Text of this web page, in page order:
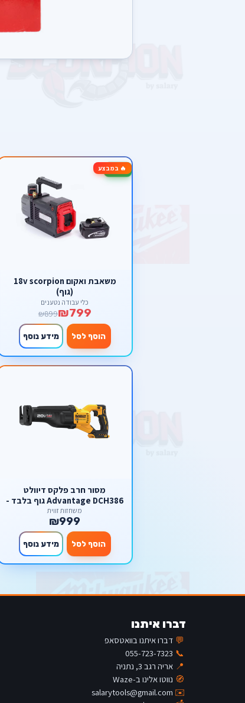
🔥 במבצע-11%
משאבת ואקום 18v scorpion
(גוף)
כלי עבודה נטענים
₪799
₪899
הוסף לסל מידע נוסף
מסור חרב פלקס דיוולט
Advantage DCH386 גוף בלבד -
FLEX ADVANTAGE
משחזות זווית
₪999
הוסף לסל מידע נוסף
דברו איתנו
💬 דברו איתנו בוואטסאפ
📞
055-723-7323
📍 אריה רגב 3, נתניה
🧭 נווטו אלינו ב-Waze
✉️
salarytools@gmail.com